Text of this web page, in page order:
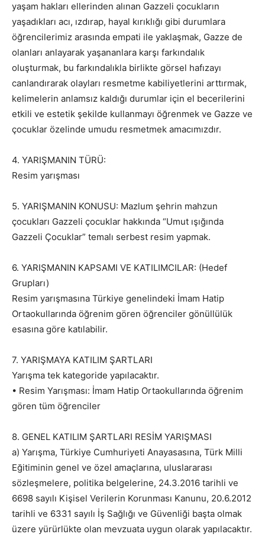
yaşam hakları ellerinden alınan Gazzeli çocukların
yaşadıkları acı, ızdırap, hayal kırıklığı gibi durumlara
öğrencilerimiz arasında empati ile yaklaşmak, Gazze de
olanları anlayarak yaşananlara karşı farkındalık
oluşturmak, bu farkındalıkla birlikte görsel hafızayı
canlandırarak olayları resmetme kabiliyetlerini arttırmak,
kelimelerin anlamsız kaldığı durumlar için el becerilerini
etkili ve estetik şekilde kullanmayı öğrenmek ve Gazze ve
çocuklar özelinde umudu resmetmek amacımızdır.
4. YARIŞMANIN TÜRÜ:
Resim yarışması
5. YARIŞMANIN KONUSU: Mazlum şehrin mahzun
çocukları Gazzeli çocuklar hakkında “Umut ışığında
Gazzeli Çocuklar” temalı serbest resim yapmak.
6. YARIŞMANIN KAPSAMI VE KATILIMCILAR: (Hedef
Grupları)
Resim yarışmasına Türkiye genelindeki İmam Hatip
Ortaokullarında öğrenim gören öğrenciler gönüllülük
esasına göre katılabilir.
7. YARIŞMAYA KATILIM ŞARTLARI
Yarışma tek kategoride yapılacaktır.
• Resim Yarışması: İmam Hatip Ortaokullarında öğrenim
gören tüm öğrenciler
8. GENEL KATILIM ŞARTLARI RESİM YARIŞMASI
a) Yarışma, Türkiye Cumhuriyeti Anayasasına, Türk Milli
Eğitiminin genel ve özel amaçlarına, uluslararası
sözleşmelere, politika belgelerine, 24.3.2016 tarihli ve
6698 sayılı Kişisel Verilerin Korunması Kanunu, 20.6.2012
tarihli ve 6331 sayılı İş Sağlığı ve Güvenliği başta olmak
üzere yürürlükte olan mevzuata uygun olarak yapılacaktır.